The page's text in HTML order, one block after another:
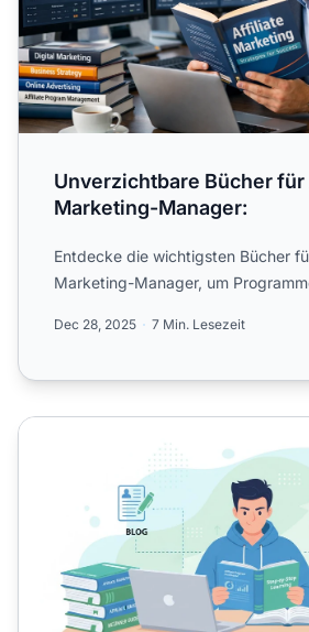
Unverzichtbare Bücher
Marketing-Manager:
Entdecke die wichtigsten Bücher
Marketing-Manager, um
Dec 28, 2025 7 Min. Lesezeit
Sind Bücher über Affiliate-